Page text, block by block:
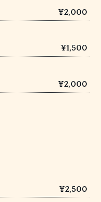
¥2,000
¥1,500
¥2,000
¥2,500